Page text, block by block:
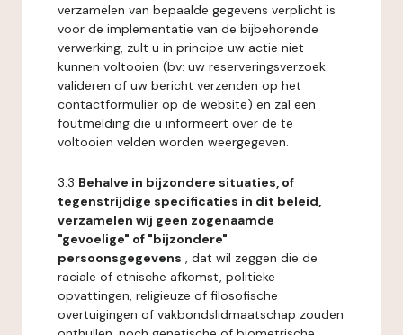
verzamelen van bepaalde gegevens verplicht is
voor de implementatie van de bijbehorende
verwerking, zult u in principe uw actie niet
kunnen voltooien (bv: uw reserveringsverzoek
valideren of uw bericht verzenden op het
contactformulier op de website) en zal een
foutmelding die u informeert over de te
voltooien velden worden weergegeven.
3.3 Behalve in bijzondere situaties, of
tegenstrijdige specificaties in dit beleid,
verzamelen wij geen zogenaamde
"gevoelige" of "bijzondere"
persoonsgegevens , dat wil zeggen die de
raciale of etnische afkomst, politieke
opvattingen, religieuze of filosofische
overtuigingen of vakbondslidmaatschap zouden